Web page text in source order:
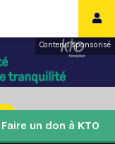
Contenu sponsorisé
Faire un don à KTO